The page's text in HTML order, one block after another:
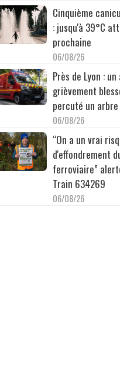
Cinquième
: jusqu'à 39°C
prochaine
06/08/26
Près de Lyon :
grièvement
percuté un arbre
06/08/26
“On a un vrai
d'effondrement
ferroviaire”
Train 634269
06/08/26